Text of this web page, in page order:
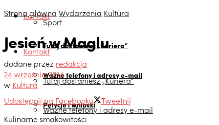
Kontakt
Tutaj dostaniesz „Kuriera”
Ważne telefony i adresy e-mail
Petycje i wnioski
Sport
Kontakt
Tutaj dostaniesz „Kuriera”
Ważne telefony i adresy e-mail
Strona główna Wydarzenia Kultura
Jesień w Maglu
dodane przez redakcja
24 września 2014
w Kultura
Udostępnij na Facebooku
Tweetnij
Kulinarne smakowitości